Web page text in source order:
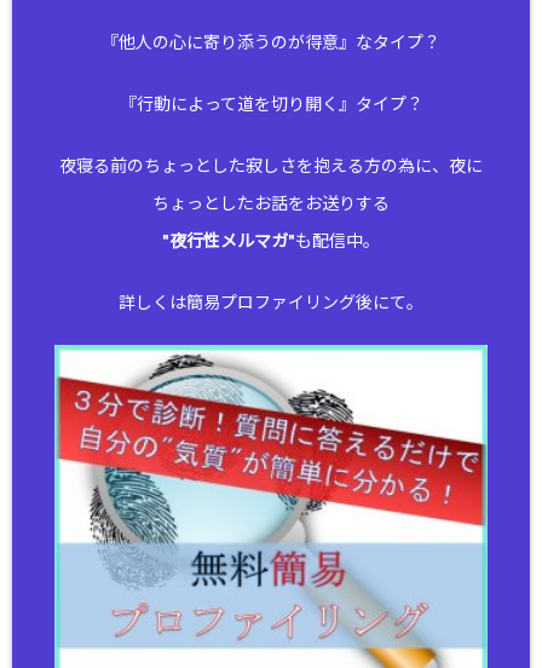
『他人の心に寄り添うのが得意』なタイプ？
『行動によって道を切り開く』タイプ？
夜寝る前のちょっとした寂しさを抱える方の為に、夜に
ちょっとしたお話をお送りする
"夜行性メルマガ"も配信中。
詳しくは簡易プロファイリング後にて。